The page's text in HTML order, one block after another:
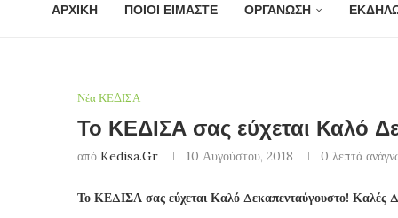
ΑΡΧΙΚΗ ΠΟΙΟΙ ΕΙΜΑΣΤΕ ΟΡΓΑΝΩΣΗ
Νέα ΚΕΔΙΣΑ
Το ΚΕΔΙΣΑ σας εύχεται Καλό
από Kedisa.gr 10 Αυγούστου, 2018 0 λεπτά
Το ΚΕΔΙΣΑ σας εύχεται Καλό Δεκαπενταύγουστο! Καλές